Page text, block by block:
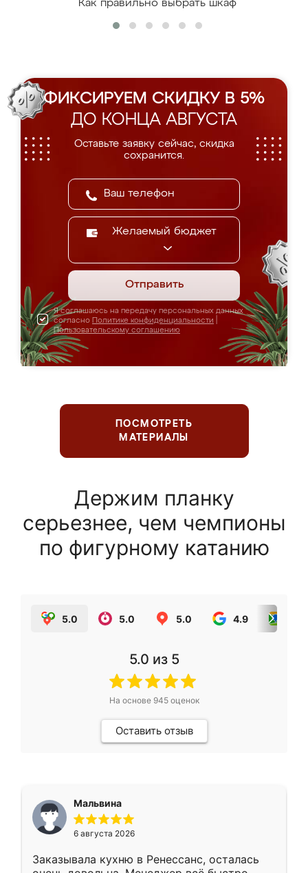
Как правильно выбрать шкаф
ФИКСИРУЕМ СКИДКУ В 5%
ДО КОНЦА АВГУСТА
Оставьте заявку сейчас, скидка
сохранится.
Желаемый бюджет
Отправить
Я соглашаюсь на передачу персональных данных
согласно Политике конфиденциальности
Пользовательскому соглашению
ПОСМОТРЕТЬ
МАТЕРИАЛЫ
Держим планку
серьезнее, чем чемпионы
по фигурному катанию
5.0 5.0 5.0 4.9
5.0 из 5
На основе 945оценок
Оставить отзыв
Мальвина
6 августа 2026
Заказывала кухню в Ренессанс, осталась